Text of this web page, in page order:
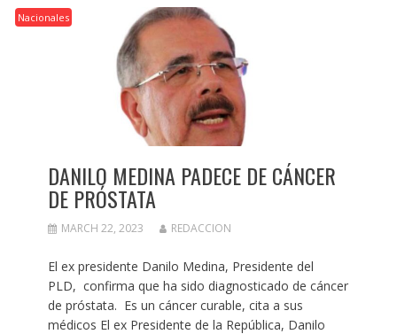
Nacionales
DANILO MEDINA PADECE DE CÁNCER
DE PRÓSTATA
MARCH 22, 2023 REDACCION
El ex presidente Danilo Medina, Presidente del
PLD, confirma que ha sido diagnosticado de cáncer
de próstata. Es un cáncer curable, cita a sus
médicos El ex Presidente de la República, Danilo